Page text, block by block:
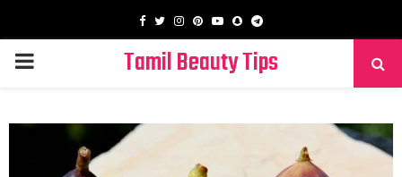
Facebook
TwitterInstagram
PinterestYoutube
SnapchatTelegram
PRIMARY
Tamil Beauty Tips